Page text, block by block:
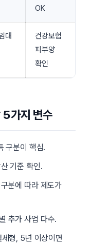
OK
대
건강보험
피부양
확인
5가지 변수
구분이 핵심.
기준 확인.
분에 따라 제도가
추가 사업 다수.
형, 5년 이상이면